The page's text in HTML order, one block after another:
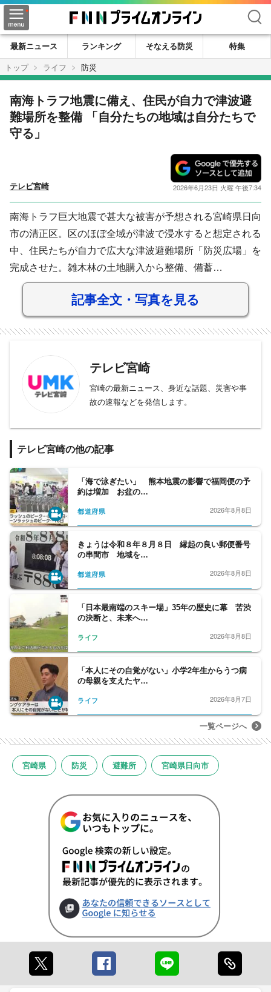
検索
最新ニュース ランキング そなえる防災
特集
トップ
ライフ 防災
南海トラフ地震に備え、住民が自力で津波避
難場所を整備 「自分たちの地域は自分たちで
守る」
テレビ宮崎 2026年6月23日 火曜 午後7:34
南海トラフ巨大地震で甚大な被害が予想される宮崎県日向
市の清正区。区のほぼ全域が津波で浸水すると想定される
中、住民たちが自力で広大な津波避難場所「防災広場」を
完成させた。雑木林の土地購入から整備、備蓄…
記事全文・写真を見る
テレビ宮崎
宮崎の最新ニュース、身近な話題、災害や事
故の速報などを発信します。
テレビ宮崎の他の記事
「海で泳ぎたい」 熊本地震の影響で福岡便の予
約は増加 お盆の…
都道府県 2026年8月8日
きょうは令和８年８月８日 縁起の良い郵便番号
の串間市 地域を…
都道府県 2026年8月8日
「日本最南端のスキー場」35年の歴史に幕 苦渋
の決断と、未来へ…
ライフ 2026年8月8日
「本人にその自覚がない」小学2年生からうつ病
の母親を支えたヤ…
ライフ 2026年8月7日
一覧ページへ
宮崎県 防災 避難所 宮崎県日向市